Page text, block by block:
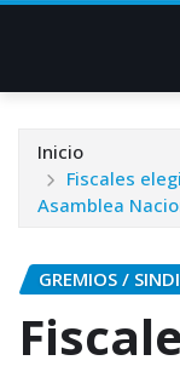
Inicio
Fiscales
Asamblea
GREMIOS /